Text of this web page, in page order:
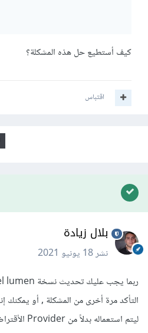
كيف أستطيع حل هذه المشكلة؟
اقتباس
بلال زيادة
نشر18 يونيو 2021
ليتم استعماله بدلاً من Provider الأقتراضي في المسار التالي